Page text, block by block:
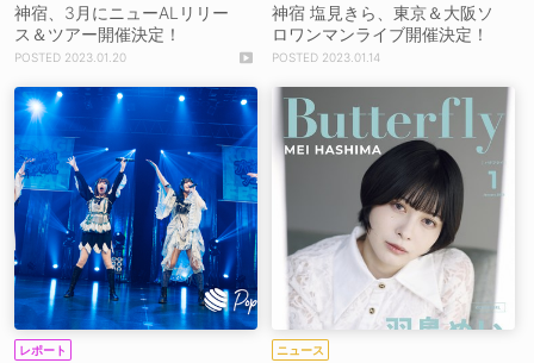
神宿、3月にニューALリリー
ス＆ツアー開催決定！
2023.01.20
神宿 塩見きら、東京＆大阪ソ
ロワンマンライブ開催決定！
2023.01.14
レポート ニュース